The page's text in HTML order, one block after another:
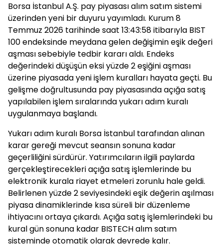
Borsa İstanbul A.Ş. pay piyasası alım satım sistemi
üzerinden yeni bir duyuru yayımladı. Kurum 8
Temmuz 2026 tarihinde saat 13:43:58 itibarıyla BIST
100 endeksinde meydana gelen değişimin eşik değeri
aşması sebebiyle tedbir kararı aldı. Endeks
değerindeki düşüşün eksi yüzde 2 eşiğini aşması
üzerine piyasada yeni işlem kuralları hayata geçti. Bu
gelişme doğrultusunda pay piyasasında açığa satış
yapılabilen işlem sıralarında yukarı adım kuralı
uygulanmaya başlandı.
Yukarı adım kuralı Borsa İstanbul tarafından alınan
karar gereği mevcut seansın sonuna kadar
geçerliliğini sürdürür. Yatırımcıların ilgili paylarda
gerçekleştirecekleri açığa satış işlemlerinde bu
elektronik kurala riayet etmeleri zorunlu hale geldi.
Belirlenen yüzde 2 seviyesindeki eşik değerin aşılması
piyasa dinamiklerinde kısa süreli bir düzenleme
ihtiyacını ortaya çıkardı. Açığa satış işlemlerindeki bu
kural gün sonuna kadar BISTECH alım satım
sisteminde otomatik olarak devrede kalır.